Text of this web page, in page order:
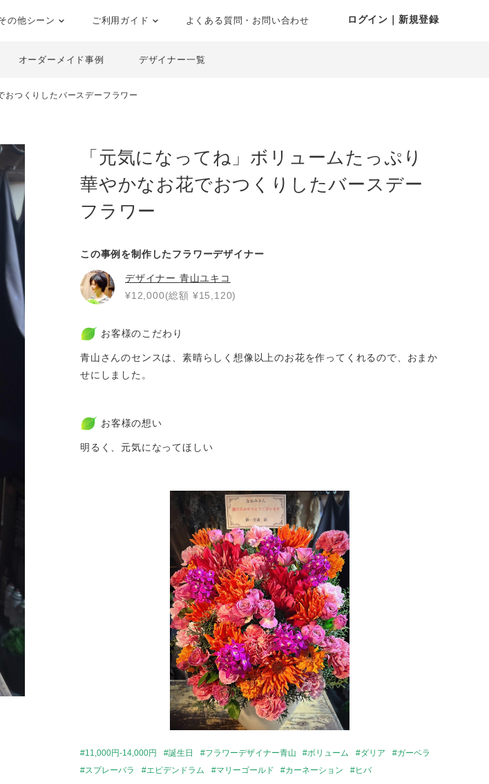
の他シーン ご利用ガイド よくある質問・お問い合わせ ログイン｜新規登録
オーダーメイド事例 デザイナー一覧
おつくりしたバースデーフラワー
「元気になってね」ボリュームたっぷり
華やかなお花でおつくりしたバースデー
フラワー
この事例を制作したフラワーデザイナー
デザイナー 青山ユキコ
¥12,000(総額 ¥15,120)
お客様のこだわり
青山さんのセンスは、素晴らしく想像以上のお花を作ってくれるので、おまか
せにしました。
お客様の想い
明るく、元気になってほしい
11,000円-14,000円 誕生日 フラワーデザイナー青山 ボリューム ダリア
ガーベラ
スプレーバラ
エピデンドラム マリーゴールド カーネーション ヒバ